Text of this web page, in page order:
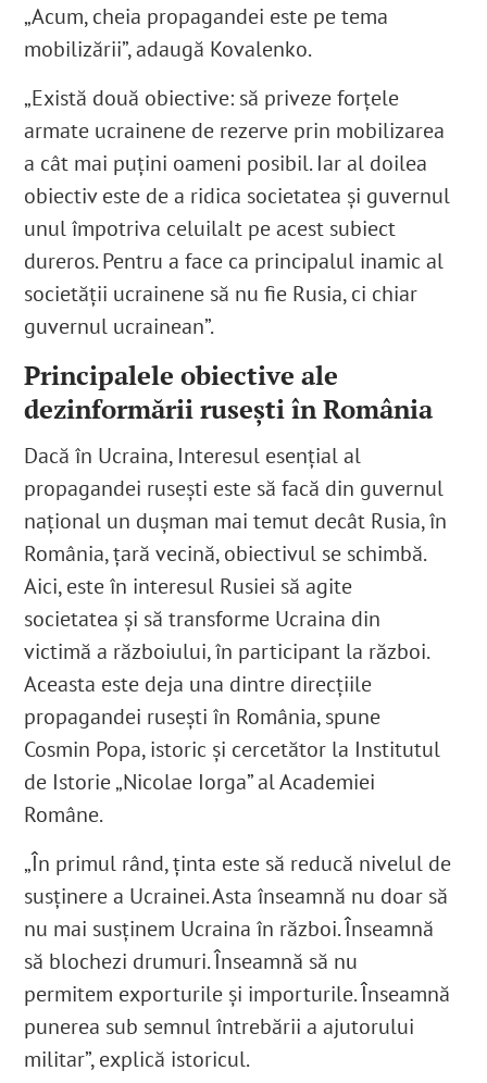
„Acum, cheia propagandei este pe tema
mobilizării”, adaugă Kovalenko.
„Există două obiective: să priveze forțele
armate ucrainene de rezerve prin mobilizarea
a cât mai puțini oameni posibil. Iar al doilea
obiectiv este de a ridica societatea și guvernul
unul împotriva celuilalt pe acest subiect
dureros. Pentru a face ca principalul inamic al
societății ucrainene să nu fie Rusia, ci chiar
guvernul ucrainean”.
Principalele obiective ale
dezinformării rusești în România
Dacă în Ucraina, Interesul esențial al
propagandei rusești este să facă din guvernul
național un dușman mai temut decât Rusia, în
România, țară vecină, obiectivul se schimbă.
Aici, este în interesul Rusiei să agite
societatea și să transforme Ucraina din
victimă a războiului, în participant la război.
Aceasta este deja una dintre direcțiile
propagandei rusești în România, spune
Cosmin Popa, istoric și cercetător la Institutul
de Istorie „Nicolae Iorga” al Academiei
Române.
„În primul rând, ținta este să reducă nivelul de
susținere a Ucrainei. Asta înseamnă nu doar să
nu mai susținem Ucraina în război. Înseamnă
să blochezi drumuri. Înseamnă să nu
permitem exporturile și importurile. Înseamnă
punerea sub semnul întrebării a ajutorului
militar”, explică istoricul.